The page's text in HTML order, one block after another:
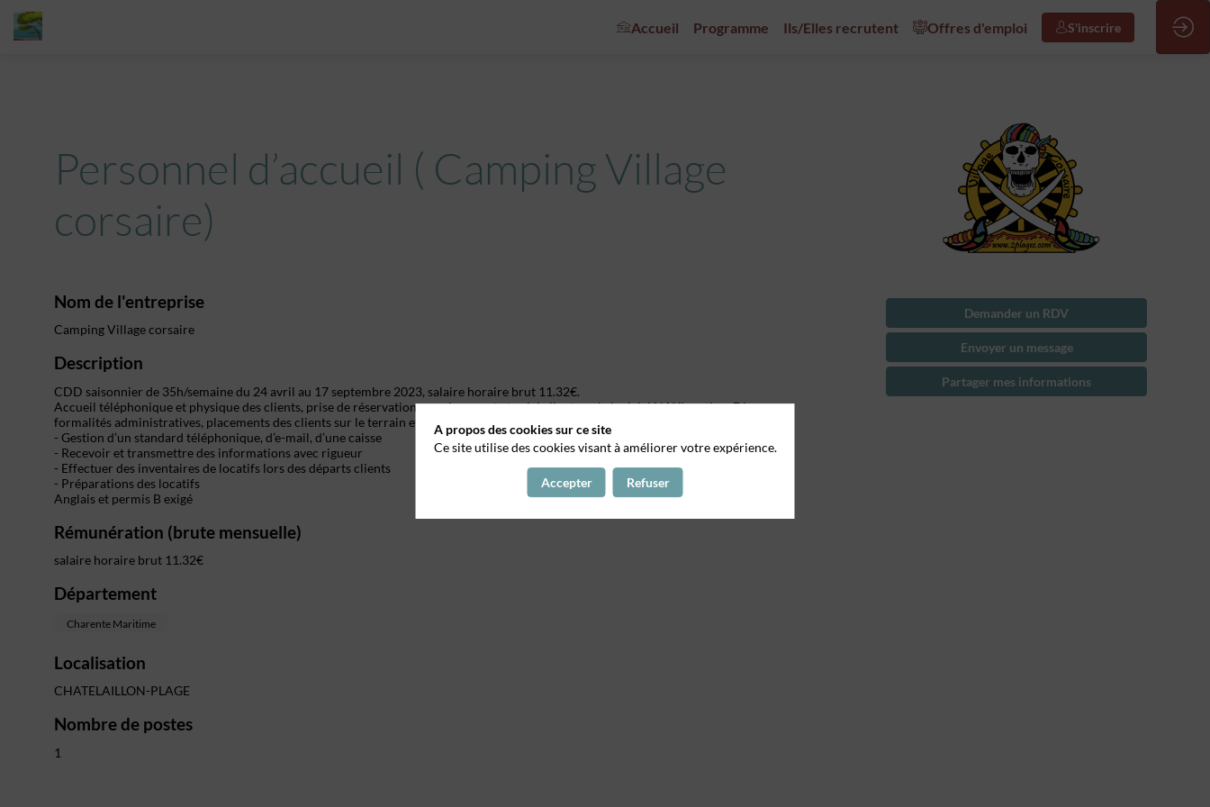
Accueil Programme Ils/Elles recrutent Offres d'emploi S'inscrire
Personnel d’accueil ( Camping Village
corsaire)
Demander un RDV
Envoyer un message
Partager mes informations
Nom de l'entreprise
Camping Village corsaire
Description
CDD saisonnier de 35h/semaine du 24 avril au 17 septembre 2023, salaire horaire brut 11.32€.
Accueil téléphonique et physique des clients, prise de réservation, encaissement et suivi client sur le logiciel NAXI gestion. Diverses
formalités administratives, placements des clients sur le terrain et inventaires de sortie des locatifs.
- Gestion d’un standard téléphonique, d’e-mail, d’une caisse
- Recevoir et transmettre des informations avec rigueur
- Effectuer des inventaires de locatifs lors des départs clients
- Préparations des locatifs
Anglais et permis B exigé
Rémunération (brute mensuelle)
salaire horaire brut 11.32€
Département
Charente Maritime
Localisation
CHATELAILLON-PLAGE
Nombre de postes
1
A propos des cookies sur ce site
Ce site utilise des cookies visant à améliorer votre expérience.
Accepter Refuser